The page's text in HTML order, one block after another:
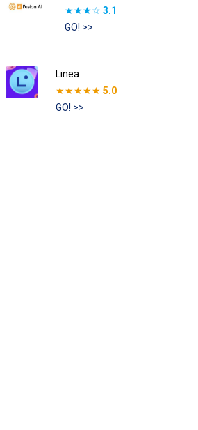
★★★☆ 3.1
GO! >>
Linea
★★★★★ 5.0
GO! >>